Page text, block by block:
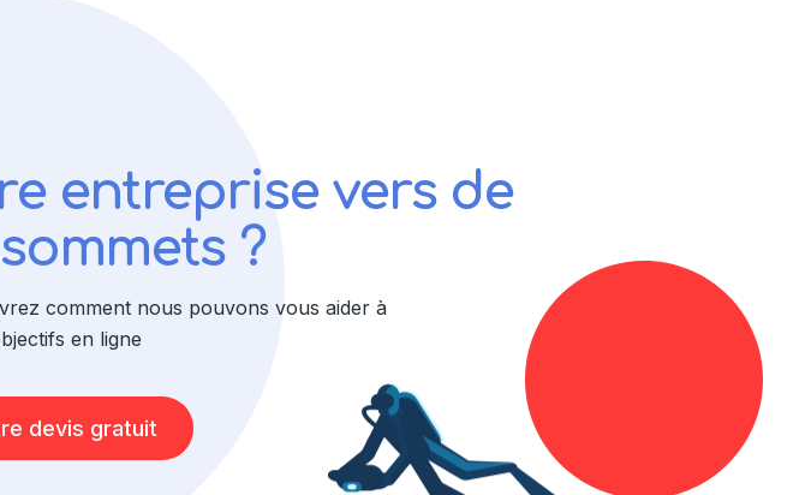
entreprise vers de
?
comment nous pouvons vous aider à
en ligne
devis gratuit